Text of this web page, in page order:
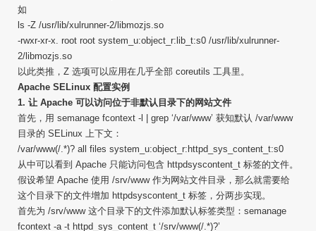
如
ls -Z /usr/lib/xulrunner-2/libmozjs.so
-rwxr-xr-x. root root system_u:object_r:lib_t:s0 /usr/lib/xulrunner-
2/libmozjs.so
以此类推，Z 选项可以应用在几乎全部 coreutils 工具里。
Apache SELinux 配置实例
1. 让 Apache 可以访问位于非默认目录下的网站文件
首先，用 semanage fcontext -l | grep ‘/var/www’ 获知默认 /var/www
目录的 SELinux 上下文：
/var/www(/.*)? all files system_u:object_r:httpd_sys_content_t:s0
从中可以看到 Apache 只能访问包含 httpdsyscontent_t 标签的文件。
假设希望 Apache 使用 /srv/www 作为网站文件目录，那么就需要给
这个目录下的文件增加 httpdsyscontent_t 标签，分两步实现。
首先为 /srv/www 这个目录下的文件添加默认标签类型：semanage
fcontext -a -t httpd_sys_content_t ‘/srv/www(/.*)?’